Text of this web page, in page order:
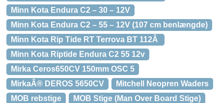
Minn Kota Endura C2 – 30 – 12V
Minn Kota Endura C2 – 55 – 12V (107 cm benlængde)
Minn Kota Rip Tide RT Terrova BT 112Â
Minn Kota Riptide Endura C2 55 12v
Mirka Ceros650CV 150mm OSC 5
MirkaÂ® DEROS 5650CV
Mitchell Neopren Waders
MOB rebstige
MOB Stige (Man Over Board Stige)